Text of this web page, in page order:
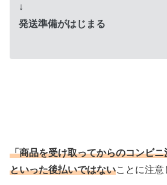
↓
発送準備がはじまる
「商品を受け取ってからのコンビニ
といった後払いではないことに注意